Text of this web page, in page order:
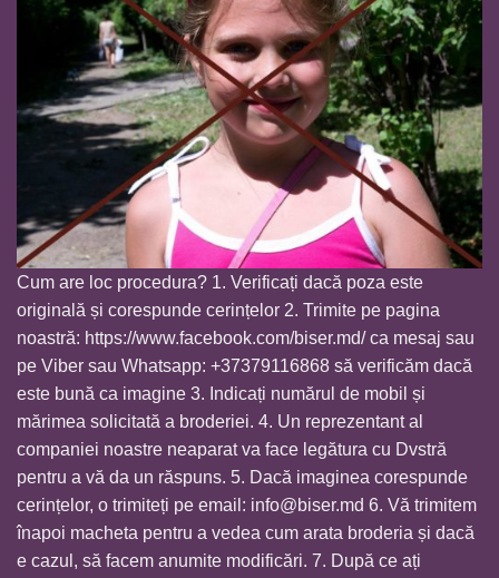
Cum are loc procedura? 1. Verificați dacă poza este
originală și corespunde cerințelor 2. Trimite pe pagina
noastră: https://www.facebook.com/biser.md/ca mesaj sau
pe Viber sau Whatsapp: +37379116868 să verificăm dacă
este bună ca imagine 3. Indicați numărul de mobil și
mărimea solicitată a broderiei. 4. Un reprezentant al
companiei noastre neaparat va face legătura cu Dvstră
pentru a vă da un răspuns. 5. Dacă imaginea corespunde
cerințelor, o trimiteți pe email: info@biser.md 6. Vă trimitem
înapoi macheta pentru a vedea cum arata broderia și dacă
e cazul, să facem anumite modificări. 7. După ce ați